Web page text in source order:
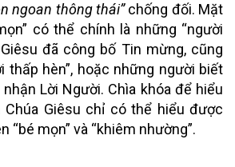
ngoan thông thái”chống đối. Mặt
có thể chính là những “người
đã công bố Tin mừng, cũng
thấp hèn”, hoặc những người biết
Lời Người. Chìa khóa để hiểu
Chúa Giêsu chỉ có thể hiểu được
“bé mọn” và “khiêm nhường”.